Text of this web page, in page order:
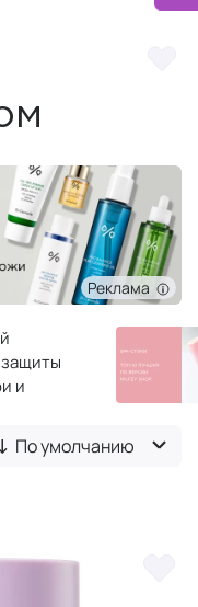
Реклама
и
По умолчанию